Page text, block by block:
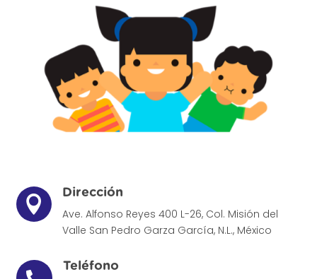

Dirección
Ave. Alfonso Reyes 400 L-26, Col. Misión del
Valle San Pedro Garza García, N.L., México
Teléfono